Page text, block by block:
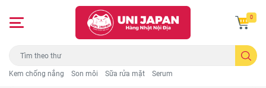
Kem chống nắng Son môi Sữa rửa mặt Serum
0